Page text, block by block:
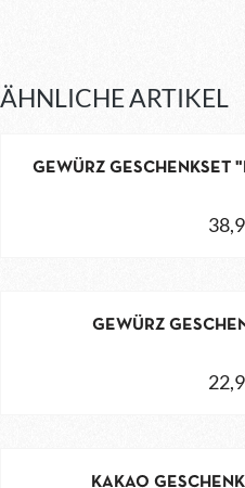
ÄHNLICHE ARTIKEL
GEWÜRZ GESCHENKSET
GEWÜRZ
KAKAO